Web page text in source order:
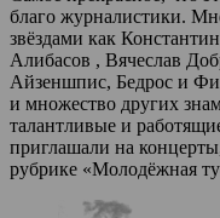
благо журналистики.
звёздами как
Алибасов , Вячеслав
Айзеншпис, Бедрос и
и множество других
талантливые и
приглашали на
рубрике «Молодёжная